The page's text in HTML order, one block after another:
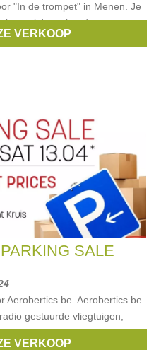
"In de trompet" in Menen. Je
en hoeden aan
VERKOOP
SALE
Aerobertics.be. Aerobertics.be
gestuurde vliegtuigen,
toebehoren. Tijdens de
VERKOOP